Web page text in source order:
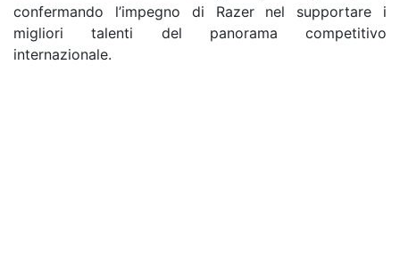
confermando l’impegno di Razer nel supportare i
migliori talenti del panorama competitivo
internazionale.